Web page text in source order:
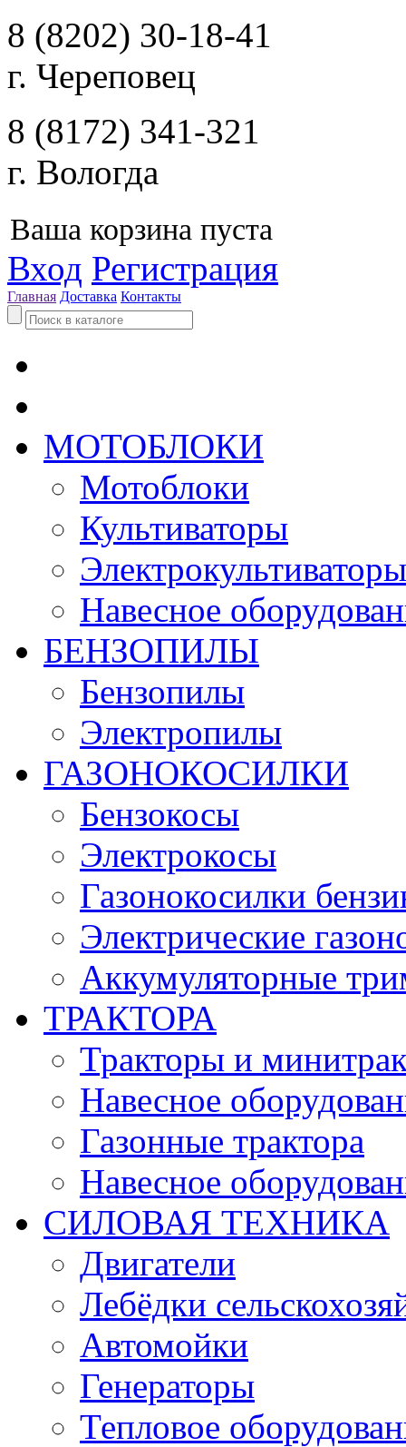
8 (8202) 30-18-41
г. Череповец
8 (8172) 341-321
г. Вологда
Ваша корзина пуста
Вход Регистрация
Главная Доставка Контакты
МОТОБЛОКИ
Мотоблоки
Культиваторы
Электрокультиваторы
Навесное
БЕНЗОПИЛЫ
Бензопилы
Электропилы
ГАЗОНОКОСИЛКИ
Бензокосы
Электрокосы
Газонокосилки
Электрические
Аккумуляторные
ТРАКТОРА
Тракторы и
Навесное
Газонные трактора
Навесное
СИЛОВАЯ ТЕХНИКА
Двигатели
Лебёдки
Автомойки
Генераторы
Тепловое